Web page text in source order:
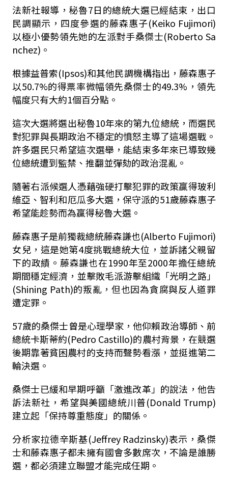
法新社報導，秘魯7日的總統大選已經結束，出口
民調顯示，四度參選的藤森惠子(Keiko Fujimori)
以極小優勢領先她的左派對手桑傑士(Roberto Sa
nchez)。
根據益普索(Ipsos)和其他民調機構指出，藤森惠子
以50.7%的得票率微幅領先桑傑士的49.3%，領先
幅度只有大約1個百分點。
這次大選將選出秘魯10年來的第九位總統，而選民
對犯罪與長期政治不穩定的憤怒主導了這場選戰。
許多選民只希望這次選舉，能結束多年來已導致幾
位總統遭到監禁、推翻並彈劾的政治混亂。
隨著右派候選人憑藉強硬打擊犯罪的政策贏得玻利
維亞、智利和厄瓜多大選，保守派的51歲藤森惠子
希望能趁勢而為贏得秘魯大選。
藤森惠子是前獨裁總統藤森謙也(Alberto Fujimori)
女兒，這是她第4度挑戰總統大位，並訴諸父親留
下的政績。藤森謙也在1990年至2000年擔任總統
期間穩定經濟，並擊敗毛派游擊組織「光明之路」
(Shining Path)的叛亂，但也因為貪腐與反人道罪
遭定罪。
57歲的桑傑士曾是心理學家，他仰賴政治導師、前
總統卡斯蒂約(Pedro Castillo)的農村背景，在競選
後期靠著貧困農村的支持而聲勢看漲，並挺進第二
輪決選。
桑傑士已緩和早期呼籲「激進改革」的說法，他告
訴法新社，希望與美國總統川普(Donald Trump)
建立起「保持尊重態度」的關係。
分析家拉德辛斯基(Jeffrey Radzinsky)表示，桑傑
士和藤森惠子都未擁有國會多數席次，不論是誰勝
選，都必須建立聯盟才能完成任期。